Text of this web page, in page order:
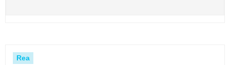
Rea